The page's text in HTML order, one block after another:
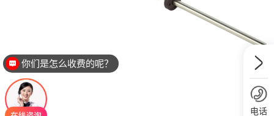
电话
你们是怎么收费的呢？